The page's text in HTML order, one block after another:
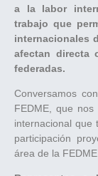
a la labor
trabajo que
internacionales
afectan directa
federadas.
Conversamos
FEDME, que
internacional que
participación
área de la FEDME.